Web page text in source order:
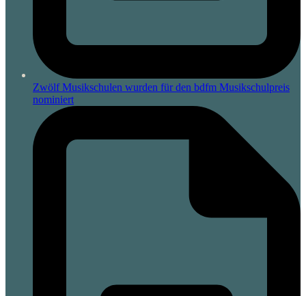
Zwölf Musikschulen wurden für den bdfm Musikschulpreis
nominiert